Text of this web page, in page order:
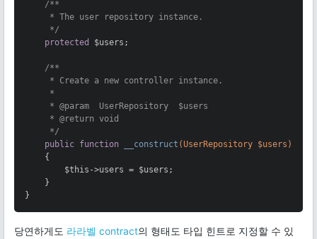
/**
     * The user repository instance.
     */
protected
$users;
/**
     * Create a new controller instance.
     *
     *
@param
  UserRepository  $users
     *
@return void
     */
public function __construct (UserRepository $users)
{
        $this->users = $users;
    }
}
당연하게도 라라벨 contract의 형태도 타입 힌트로 지정할 수 있